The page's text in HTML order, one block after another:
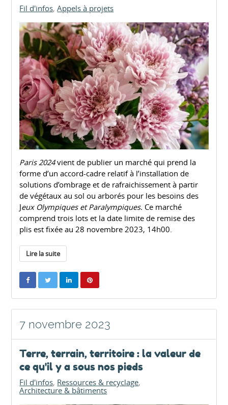
Fil d'infos Appels à projets
Paris 2024vient de publier un marché qui prend la
forme d’un accord-cadre relatif à l’installation de
solutions d’ombrage et de rafraichissement à partir
de végétaux au sol ou arborés pour les besoins des
Jeux Olympiques et Paralympiques. Ce marché
comprend trois lots et la date limite de remise des
plis est fixée au 28 novembre 2023, 14h00.
Lire la suite
7 novembre 2023
Terre, terrain, territoire : la valeur de
ce qu'il y a sous nos pieds
Fil d'infos Ressources & recyclage
Architecture & bâtiments